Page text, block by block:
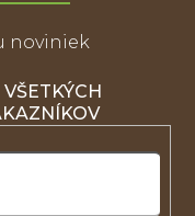
noviniek